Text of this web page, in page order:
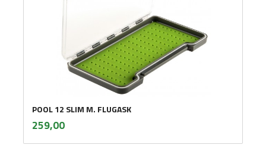
POOL 12 SLIM M. FLUGASK
Pris
259,00mva.